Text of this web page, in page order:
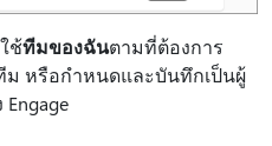
ช้ทีมของฉันตามที่ต้องการ
ม หรือกําหนดและบันทึกเป็นผู้